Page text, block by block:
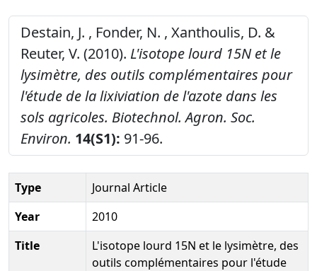
Destain, J. , Fonder, N. , Xanthoulis, D. &
Reuter, V. (2010). L'isotope lourd 15N et le
lysimètre, des outils complémentaires pour
l'étude de la lixiviation de l'azote dans les
sols agricoles. Biotechnol. Agron. Soc.
Environ. 14(S1): 91-96.
Type
Journal Article
Year
2010
Title
L'isotope lourd 15N et le lysimètre, des
outils complémentaires pour l'étude